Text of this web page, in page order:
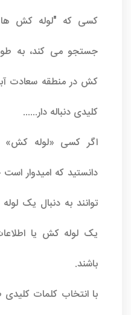
کسی که "لوله کش ها
جستجو می کند، به
کش در منطقه سعادت
کلیدی دنباله دار......
اگر کسی «لوله کش»
دانستید که امیدوار
توانند به دنبال یک
یک لوله کش یا
باشند.
با انتخاب کلمات کلیدی